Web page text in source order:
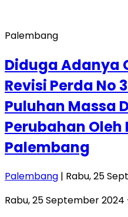
Palembang
Diduga Adanya
Revisi Perda No
Puluhan Massa
Perubahan Oleh
Palembang
Palembang | Rabu, 25
Rabu, 25 September 2024